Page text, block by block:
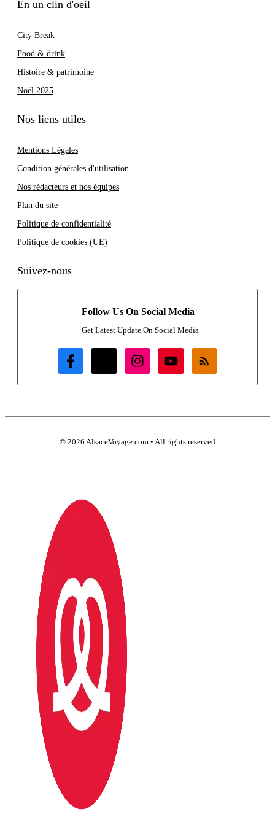
En un clin d'oeil
City Break
Food & drink
Histoire & patrimoine
Noël 2025
Nos liens utiles
Mentions Légales
Condition générales d'utilisation
Nos rédacteurs et nos équipes
Plan du site
Politique de confidentialité
Politique de cookies (UE)
Suivez-nous
Follow Us On Social Media
Get Latest Update On Social Media
© 2026 AlsaceVoyage.com • All rights reserved